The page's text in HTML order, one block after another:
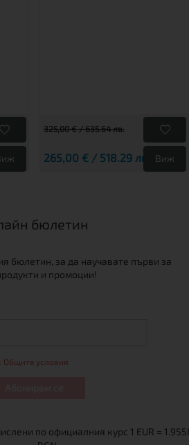
325,00 € / 635.64 лв.
265,00 € / 518.29 лв. Виж
бюлетин
бюлетин, за да научавате първи за
и промоции!
Общите условия